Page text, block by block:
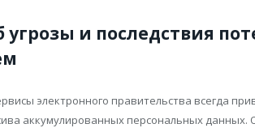
и последствия
электронного правительства всегда
аккумулированных персональных данных.